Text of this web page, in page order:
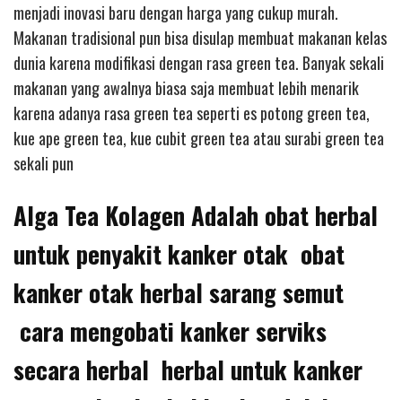
menjadi inovasi baru dengan harga yang cukup murah.
Makanan tradisional pun bisa disulap membuat makanan kelas
dunia karena modifikasi dengan rasa green tea. Banyak sekali
makanan yang awalnya biasa saja membuat lebih menarik
karena adanya rasa green tea seperti es potong green tea,
kue ape green tea, kue cubit green tea atau surabi green tea
sekali pun
Alga Tea Kolagen Adalah obat herbal
untuk penyakit kanker otak obat
kanker otak herbal sarang semut
cara mengobati kanker serviks
secara herbal herbal untuk kanker